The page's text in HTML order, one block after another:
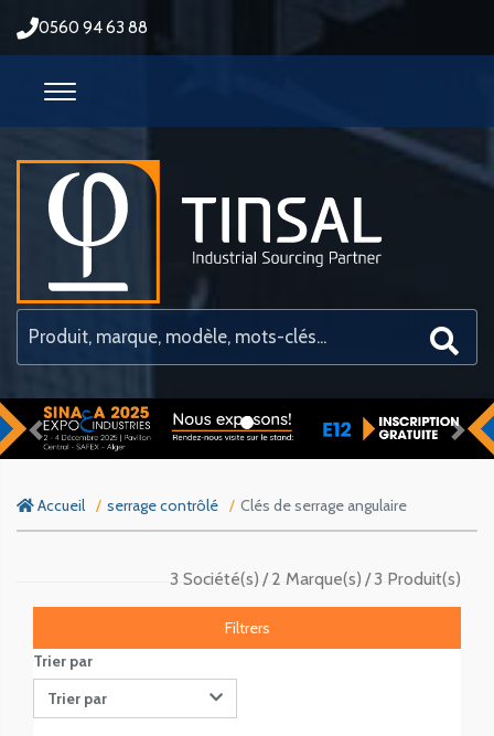
0560 94 63 88
Previous
Accueil serrage contrôlé Clés de serrage angulaire
3 Produit(s)
2 Marque(s)
3 Société(s)
Filtrers
Trier par
Trier par